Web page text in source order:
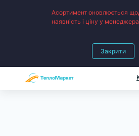
Асортимент оновлюється
наявність і ціну у
Закрити